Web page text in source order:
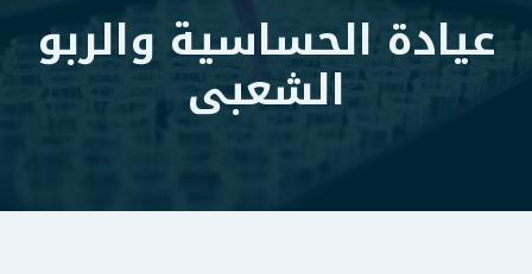
عيادة الحساسية والربو
الشعبى